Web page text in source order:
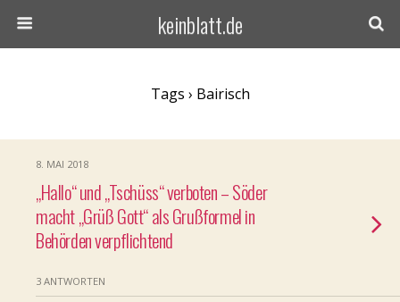
keinblatt.de
Tags › Bairisch
8. MAI 2018
„Hallo“ und „Tschüss“ verboten – Söder
macht „Grüß Gott“ als Grußformel in
Behörden verpflichtend
3 ANTWORTEN